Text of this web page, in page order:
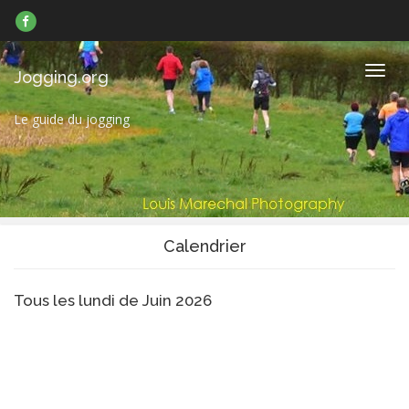
sur
Facebook
Jogging.org
Le guide du jogging
Calendrier
Tous les lundi de Juin 2026